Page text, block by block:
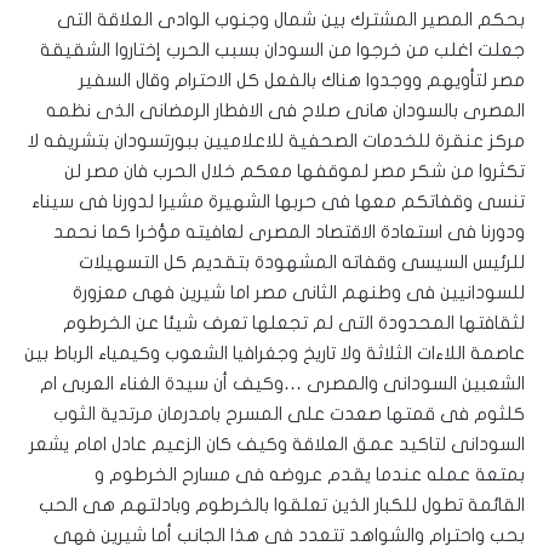
بحكم المصير المشترك بين شمال وجنوب الوادى العلاقة التى
جعلت اغلب من خرجوا من السودان بسبب الحرب إختاروا الشقيقة
مصر لتأويهم ووجدوا هناك بالفعل كل الاحترام وقال السفير
المصرى بالسودان هانى صلاح فى الافطار الرمضانى الذى نظمه
مركز عنقرة للخدمات الصحفية للاعلاميين ببورتسودان بتشريفه لا
تكثروا من شكر مصر لموقفها معكم خلال الحرب فان مصر لن
تنسى وقفاتكم معها فى حربها الشهيرة مشيرا لدورنا فى سيناء
ودورنا فى استعادة الاقتصاد المصرى لعافيته مؤخرا كما نحمد
للرئيس السيسى وقفاته المشهودة بتقديم كل التسهيلات
للسودانيين فى وطنهم الثانى مصر اما شيرين فهى معزورة
لثقافتها المحدودة التى لم تجعلها تعرف شيئا عن الخرطوم
عاصمة اللاءات الثلاثة ولا تاريخ وجغرافيا الشعوب وكيمياء الرباط بين
الشعبين السودانى والمصرى …وكيف أن سيدة الغناء العربى ام
كلثوم فى قمتها صعدت على المسرح بامدرمان مرتدية الثوب
السودانى لتاكيد عمق العلاقة وكيف كان الزعيم عادل امام يشعر
بمتعة عمله عندما يقدم عروضه فى مسارح الخرطوم و
القائمة تطول للكبار الذين تعلقوا بالخرطوم وبادلتهم هى الحب
بحب واحترام والشواهد تتعدد فى هذا الجانب أما شيرين فهى